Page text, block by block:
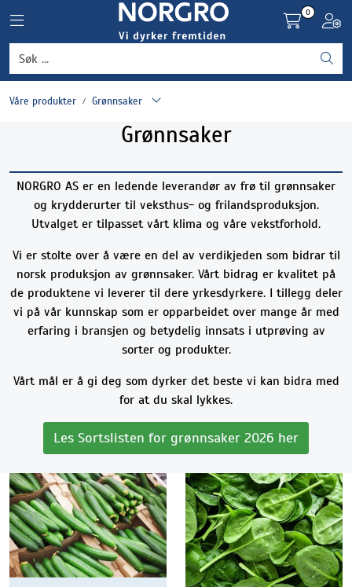
Toggle navigation
0
Våre produkter Grønnsaker
Grønnsaker
NORGRO AS er en ledende leverandør av frø til grønnsaker
og krydderurter til veksthus- og frilandsproduksjon.
Utvalget er tilpasset vårt klima og våre vekstforhold.
Vi er stolte over å være en del av verdikjeden som bidrar til
norsk produksjon av grønnsaker. Vårt bidrag er kvalitet på
de produktene vi leverer til dere yrkesdyrkere. I tillegg deler
vi på vår kunnskap som er opparbeidet over mange år med
erfaring i bransjen og betydelig innsats i utprøving av
sorter og produkter.
Vårt mål er å gi deg som dyrker det beste vi kan bidra med
for at du skal lykkes.
Les Sortslisten for grønnsaker 2026 her
Grønnsaker
Settepotet og setteløk
Plantevern og nyttedyr
Driftsmidler